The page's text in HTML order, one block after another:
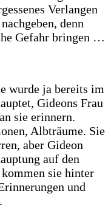
Verlangen
denn
Gefahr bringen …
wurde ja bereits im
Gideons Frau
sie erinnern.
Albträume. Sie
aber Gideon
auf den
sie hinter
und